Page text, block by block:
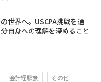
世界へ。USCPA挑戦を通
自身への理解を深めること
会計経験無
その他